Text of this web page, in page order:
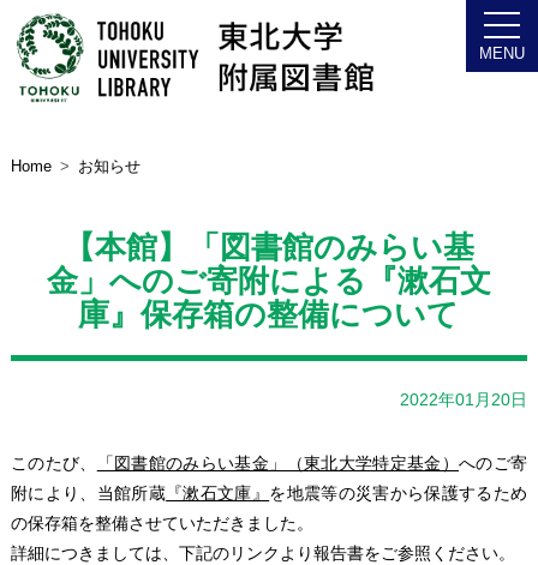
Home お知らせ
【本館】「図書館のみらい基
金」へのご寄附による『漱石文
庫』保存箱の整備について
2022年01月20日
このたび、 「図書館のみらい基金」（東北大学特定基金）へのご寄
附により、当館所蔵 『漱石文庫』 を地震等の災害から保護するため
の保存箱を整備させていただきました。
詳細につきましては、下記のリンクより報告書をご参照ください。